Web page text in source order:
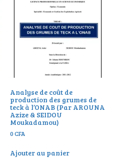
Analyse de coût de
production des grumes de
teck à l’ONAB (Par AROUNA
Azize & SEIDOU
Moukadamou)
0CFA
Ajouter au panier